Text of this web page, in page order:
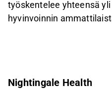
työskentelee yhteensä
hyvinvoinnin
Nightingale Health